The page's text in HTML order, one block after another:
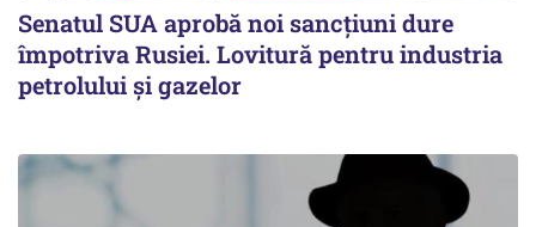
Senatul SUA aprobă noi sancțiuni dure
împotriva Rusiei. Lovitură pentru industria
petrolului și gazelor